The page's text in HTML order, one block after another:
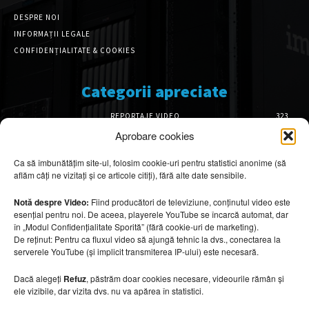
Aprobare cookies
Ca să îmbunătățim site-ul, folosim cookie-uri pentru statistici anonime (să
aflăm câți ne vizitați și ce articole citiți), fără alte date sensibile.
Notă despre Video: Fiind producători de televiziune, conținutul video este
esențial pentru noi. De aceea, playerele YouTube se încarcă automat, dar
în „Modul Confidențialitate Sporită” (fără cookie-uri de marketing).
De reținut: Pentru ca fluxul video să ajungă tehnic la dvs., conectarea la
serverele YouTube (și implicit transmiterea IP-ului) este necesară.
Dacă alegeți Refuz, păstrăm doar cookies necesare, videourile rămân și
ele vizibile, dar vizita dvs. nu va apărea în statistici.
DESPRE NOI
INFORMAȚII LEGALE
CONFIDENȚIALITATE & COOKIES
Categorii apreciate
REPORTAJE VIDEO
323
AMENAJĂRI INTERIOARE
126
DESIGN INTERIOR
64
ARHITECTURĂ & DESIGN
OPINII & ANALIZE
43
Articole recomandate
Secretele construirii bungalourilor
6 august 2026